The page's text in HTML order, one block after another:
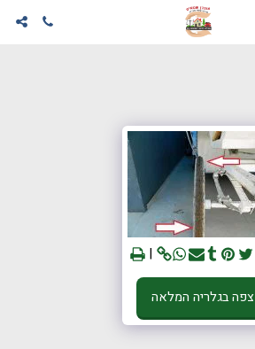
צפה בגלריה המלאה